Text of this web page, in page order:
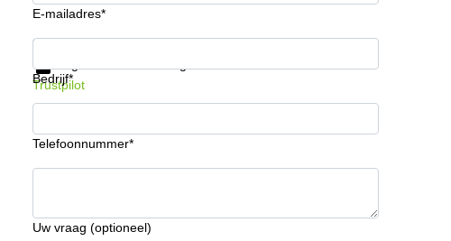
E-mailadres*
Bedrijf*
Telefoonnummer*
Uw vraag (optioneel)
Krijg informatie en prijzen
Trustpilot